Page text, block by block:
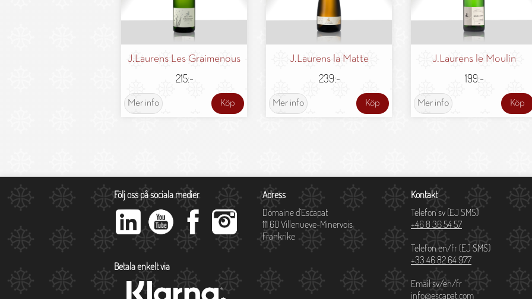
J.Laurens Les Graimenous
215:-
Mer info Köp
J.Laurens la Matte
239:-
Mer info Köp
J.Laurens le Moulin
199:-
Mer info Köp
Följ oss på sociala medier
Betala enkelt via
Adress
Domaine d´Escapat
111 60 Villenueve-Minervois
Frankrike
Kontakt
Telefon sv (EJ SMS)
+46 8 36 54 57
Telefon en/fr (EJ SMS)
+33 46 82 64 977
Email sv/en/fr
info@escapat.com